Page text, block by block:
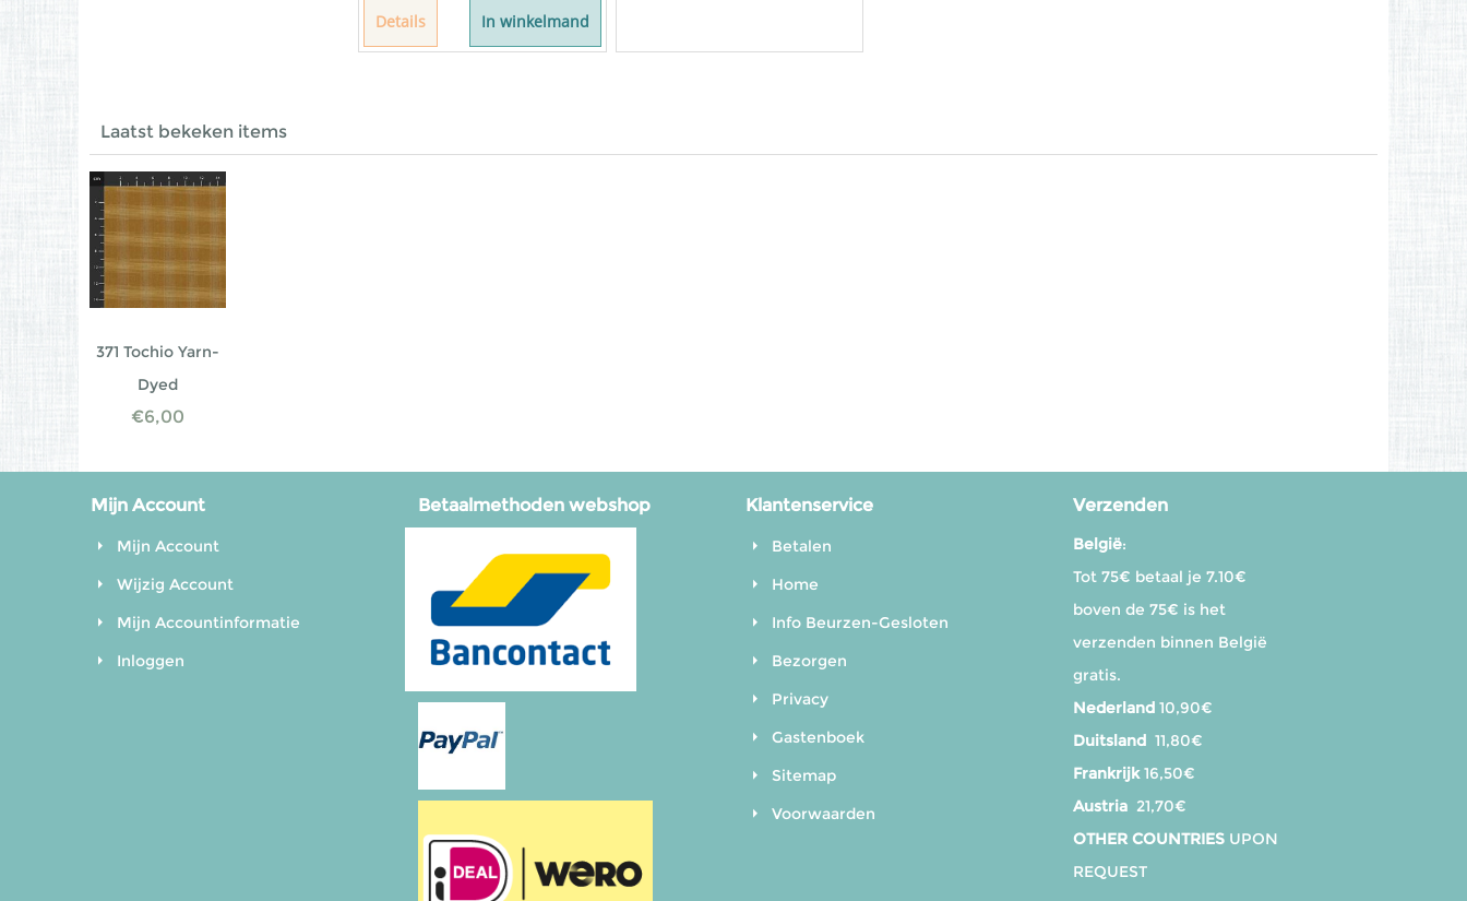
Details In winkelmand
Laatst bekeken items
371 Tochio Yarn-
Dyed
€6,00
Mijn Account
Mijn Account
Wijzig Account
Mijn Accountinformatie
Inloggen
Betaalmethoden webshop Klantenservice
Betalen
Home
Info Beurzen-Gesloten
Bezorgen
Privacy
Gastenboek
Sitemap
Voorwaarden
Verzenden
België:
Tot 75€ betaal je 7.10€
boven de 75€ is het
verzenden binnen België
gratis.
Nederland 10,90€
Duitsland 11,80€
Frankrijk16,50€
Austria 21,70€
OTHER COUNTRIES UPON
REQUEST